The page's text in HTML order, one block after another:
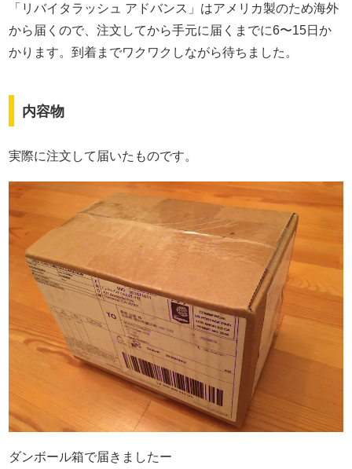
「リバイタラッシュ アドバンス」はアメリカ製のため海外
から届くので、注文してから手元に届くまでに6〜15日か
かります。到着までワクワクしながら待ちました。
内容物
実際に注文して届いたものです。
ダンボール箱で届きましたー